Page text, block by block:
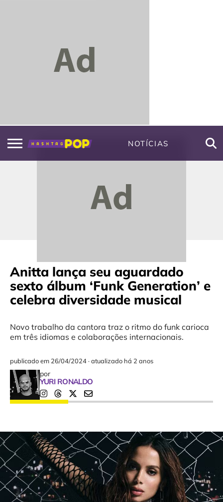
NOTÍCIAS
Anitta lança seu aguardado
sexto álbum ‘Funk Generation’ e
celebra diversidade musical
Novo trabalho da cantora traz o ritmo do funk carioca
em três idiomas e colaborações internacionais.
publicado em 26/04/2024·atualizado há 2 anos
por
YURI RONALDO